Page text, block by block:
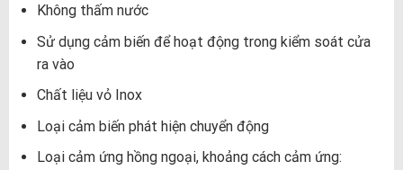
Không thấm nước
Sử dụng cảm biến để hoạt động trong kiểm soát cửa
ra vào
Chất liệu vỏ Inox
Loại cảm biến phát hiện chuyển động
Loại cảm ứng hồng ngoại, khoảng cách cảm ứng: